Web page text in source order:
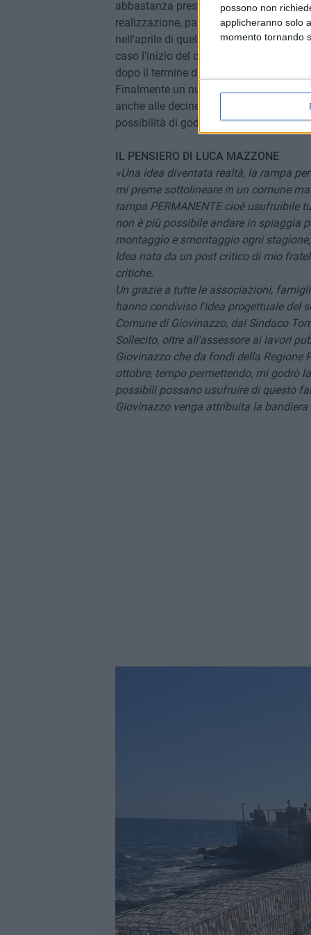
possono non
applicheranno solo
momento tornando
abbastanza presto, nel maggio 2020,
realizzazione, partita di fatto
nell'aprile di quello stesso anno.
caso l'inizio del cantiere ai mesi
dopo il termine della gara e soprattutto
Finalmente un nuovo inizio ed un
anche alle decine di terlizzesi che
possibilità di godersi il mare pugliese.
IL PENSIERO DI LUCA MAZZONE
«Una idea diventata realtà, la rampa
mi preme sottolineare in un comune
rampa PERMANENTE cioè usufruibile
non è più possibile andare in spiaggia
montaggio e smontaggio ogni
Idea nata da un post critico di mio
critiche.
Un grazie a tutte le associazioni,
hanno condiviso l'idea progettuale del
Comune di Giovinazzo, dal Sindaco
Sollecito, oltre all'assessore ai lavori
Giovinazzo che da fondi della
ottobre, tempo permettendo, mi godrò
possibili possano usufruire di questo
Giovinazzo venga attribuita la bandiera